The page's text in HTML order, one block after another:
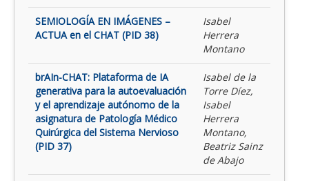
SEMIOLOGÍA EN IMÁGENES –
ACTUA en el CHAT (PID 38)
Isabel
Herrera
Montano
brAIn-CHAT: Plataforma de IA
generativa para la autoevaluación
y el aprendizaje autónomo de la
asignatura de Patología Médico
Quirúrgica del Sistema Nervioso
(PID 37)
Isabel de la
Torre Díez,
Isabel
Herrera
Montano,
Beatriz Sainz
de Abajo